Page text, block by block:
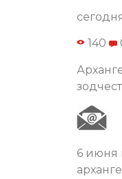
140
6 июня